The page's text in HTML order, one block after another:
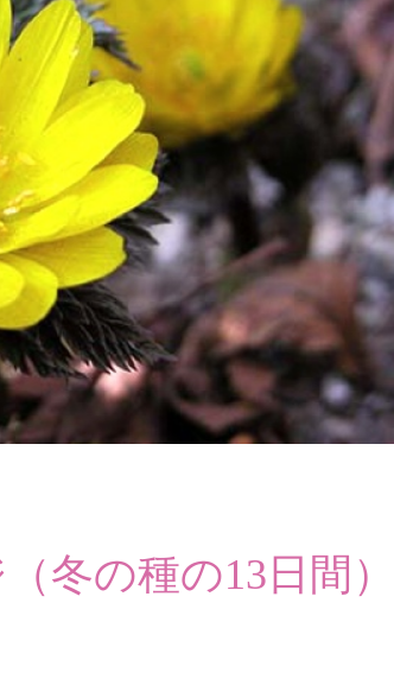
冬の種の13日間）